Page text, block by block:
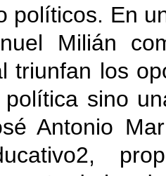
políticos. En
Milián
triunfan los
sino
Antonio